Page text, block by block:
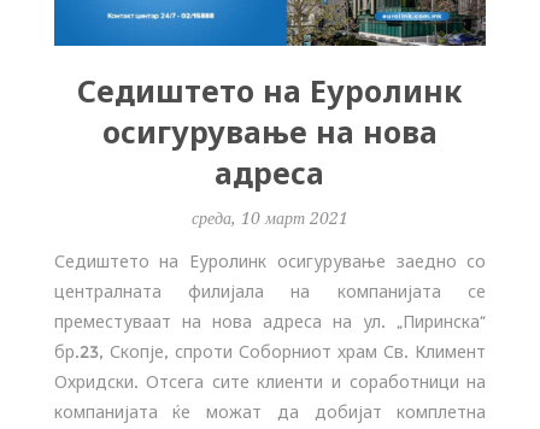
Седиштето на Еуролинк
осигурување на нова
адреса
среда, 10 март 2021
Седиштето на Еуролинк осигурување заедно со
централната филијала на компанијата се
преместуваат на нова адреса на ул. „Пиринска“
бр.23, Скопје, спроти Соборниот храм Св. Климент
Охридски. Отсега сите клиенти и соработници на
компанијата ќе можат да добијат комплетна